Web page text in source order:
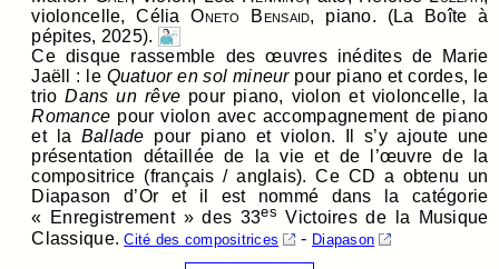
violoncelle, CéliaOneto Bensaid, piano. (La Boîte à
pépites, 2025).
Ce disque rassemble des œuvres inédites de Marie
Jaëll : le Quatuor en sol mineurpour piano et cordes, le
trioDans un rêve pour piano, violon et violoncelle, la
Romance pour violon avec accompagnement de piano
et la Ballade pour piano et violon. Il s’y ajoute une
présentation détaillée de la vie et de l’œuvre de la
compositrice (français / anglais). Ce CD a obtenu un
Diapason d’Or et il est nommé dans la catégorie
« Enregistrement » des 33es Victoires de la Musique
Classique.Cité des compositrices - Diapason